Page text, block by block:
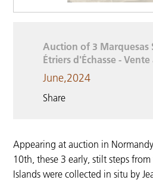
Auction of 3 Marquesas
Étriers d'Échasse -
June,2024
Share
Appearing at auction in
10th, these 3 early, stilt steps
Islands were collected in situ by